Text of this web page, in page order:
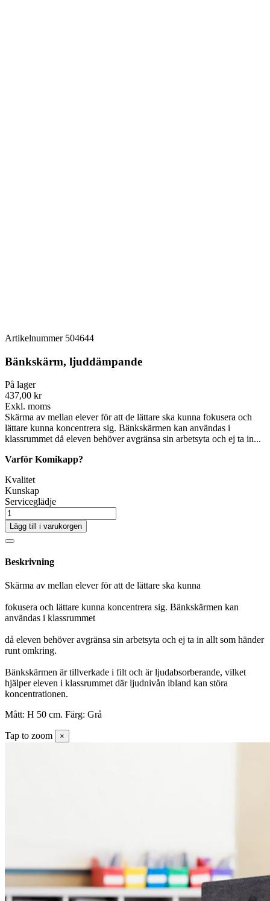
Artikelnummer 504644
Bänkskärm, ljuddämpande
På lager
437,00 kr
Exkl. moms
Skärma av mellan elever för att de lättare ska kunna fokusera och
lättare kunna koncentrera sig. Bänkskärmen kan användas i
klassrummet då eleven behöver avgränsa sin arbetsyta och ej ta in...
Varför Komikapp?
Kvalitet
Kunskap
Serviceglädje
Lägg till i varukorgen
Beskrivning
Skärma av mellan elever för att de lättare ska kunna
fokusera och lättare kunna koncentrera sig. Bänkskärmen kan
användas i klassrummet
då eleven behöver avgränsa sin arbetsyta och ej ta in allt som händer
runt omkring.
Bänkskärmen är tillverkade i filt och är ljudabsorberande, vilket
hjälper eleven i klassrummet där ljudnivån ibland kan störa
koncentrationen.
Mått: H 50 cm. Färg: Grå
Tap to zoom ×